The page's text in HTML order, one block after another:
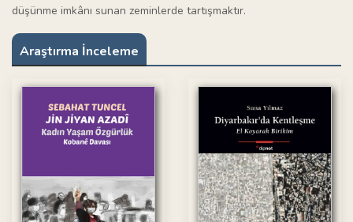
düşünme imkânı sunan zeminlerde tartışmaktır.
Araştırma İnceleme